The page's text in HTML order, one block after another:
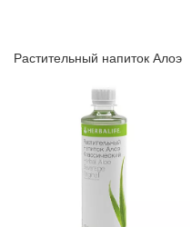
Растительный напиток Алоэ